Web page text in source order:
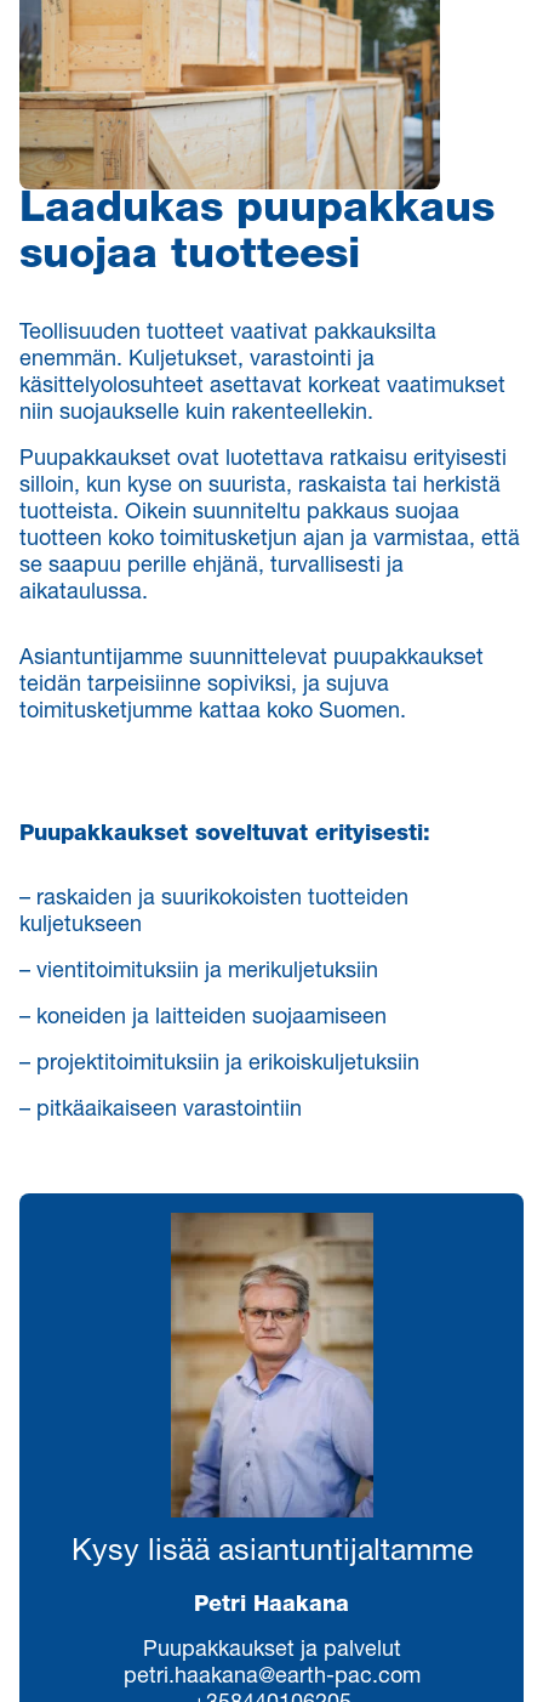
Laadukas puupakkaus
suojaa tuotteesi
Teollisuuden tuotteet vaativat pakkauksilta
enemmän. Kuljetukset, varastointi ja
käsittelyolosuhteet asettavat korkeat vaatimukset
niin suojaukselle kuin rakenteellekin.
Puupakkaukset ovat luotettava ratkaisu erityisesti
silloin, kun kyse on suurista, raskaista tai herkistä
tuotteista. Oikein suunniteltu pakkaus suojaa
tuotteen koko toimitusketjun ajan ja varmistaa, että
se saapuu perille ehjänä, turvallisesti ja
aikataulussa.
Asiantuntijamme suunnittelevat puupakkaukset
teidän tarpeisiinne sopiviksi, ja sujuva
toimitusketjumme kattaa koko Suomen.
Puupakkaukset soveltuvat erityisesti:
– raskaiden ja suurikokoisten tuotteiden
kuljetukseen
– vientitoimituksiin ja merikuljetuksiin
– koneiden ja laitteiden suojaamiseen
– projektitoimituksiin ja erikoiskuljetuksiin
– pitkäaikaiseen varastointiin
Kysy lisää asiantuntijaltamme
Petri Haakana
Puupakkaukset ja palvelut
petri.haakana@earth-pac.com